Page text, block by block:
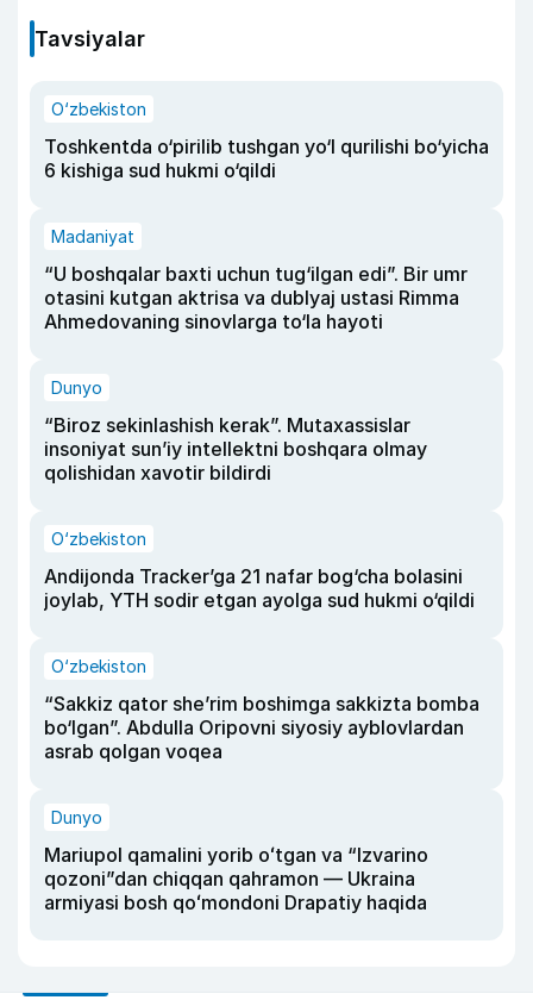
Tavsiyalar
O‘zbekiston
Toshkentda o‘pirilib tushgan yo‘l qurilishi bo‘yicha
6 kishiga sud hukmi o‘qildi
Madaniyat
“U boshqalar baxti uchun tug‘ilgan edi”. Bir umr
otasini kutgan aktrisa va dublyaj ustasi Rimma
Ahmedovaning sinovlarga to‘la hayoti
Dunyo
“Biroz sekinlashish kerak”. Mutaxassislar
insoniyat sun’iy intellektni boshqara olmay
qolishidan xavotir bildirdi
O‘zbekiston
Andijonda Tracker’ga 21 nafar bog‘cha bolasini
joylab, YTH sodir etgan ayolga sud hukmi o‘qildi
O‘zbekiston
“Sakkiz qator she’rim boshimga sakkizta bomba
bo‘lgan”. Abdulla Oripovni siyosiy ayblovlardan
asrab qolgan voqea
Dunyo
Mariupol qamalini yorib oʻtgan va “Izvarino
qozoni”dan chiqqan qahramon — Ukraina
armiyasi bosh qoʻmondoni Drapatiy haqida